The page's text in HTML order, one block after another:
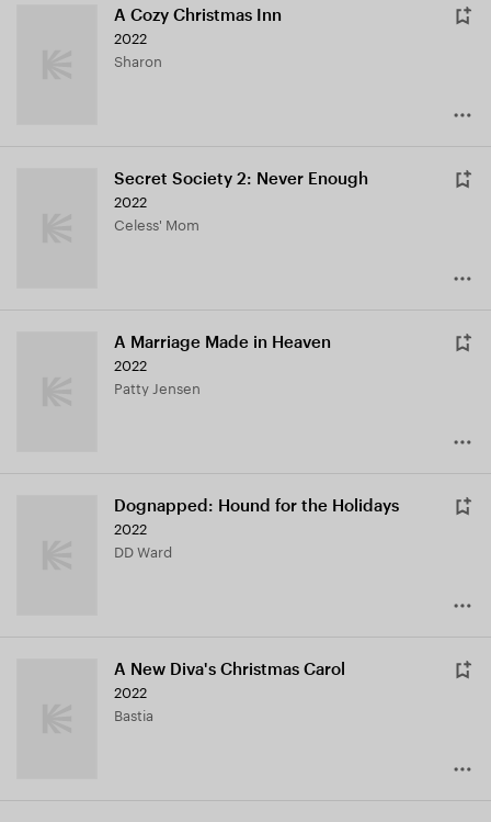
A Cozy Christmas Inn
2022
Sharon
Secret Society 2: Never Enough
2022
Celess' Mom
A Marriage Made in Heaven
2022
Patty Jensen
Dognapped: Hound for the Holidays
2022
DD Ward
A New Diva's Christmas Carol
2022
Bastia